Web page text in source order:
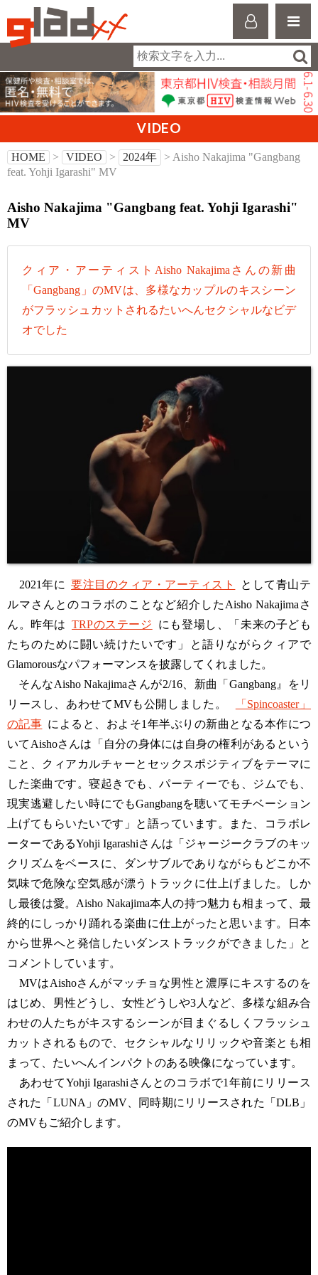
VIDEO
HOME > VIDEO > 2024年
> Aisho Nakajima "Gangbang
feat. Yohji Igarashi" MV
Aisho Nakajima "Gangbang feat. Yohji Igarashi"
MV
クィア・アーティストAisho Nakajimaさんの新曲
「Gangbang」のMVは、多様なカップルのキスシーン
がフラッシュカットされるたいへんセクシャルなビデ
オでした
2021年に 要注目のクィア・アーティスト
として青山テ
ルマさんとのコラボのことなど紹介したAisho Nakajimaさ
ん。昨年は TRPのステージ
にも登場し、「未来の子ども
たちのために闘い続けたいです」と語りながらクィアで
Glamorousなパフォーマンスを披露してくれました。
そんなAisho Nakajimaさんが2/16、新曲「Gangbang』をリ
リースし、あわせてMVも公開しました。
「Spincoaster」
の記事 によると、およそ1年半ぶりの新曲となる本作につ
いてAishoさんは「自分の身体には自身の権利があるという
こと、クィアカルチャーとセックスポジティブをテーマに
した楽曲です。寝起きでも、パーティーでも、ジムでも、
現実逃避したい時にでもGangbangを聴いてモチベーション
上げてもらいたいです」と語っています。また、コラボレ
ーターであるYohji Igarashiさんは「ジャージークラブのキッ
クリズムをベースに、ダンサブルでありながらもどこか不
気味で危険な空気感が漂うトラックに仕上げました。しか
し最後は愛。Aisho Nakajima本人の持つ魅力も相まって、最
終的にしっかり踊れる楽曲に仕上がったと思います。日本
から世界へと発信したいダンストラックができました」と
コメントしています。
MVはAishoさんがマッチョな男性と濃厚にキスするのを
はじめ、男性どうし、女性どうしや3人など、多様な組み合
わせの人たちがキスするシーンが目まぐるしくフラッシュ
カットされるもので、セクシャルなリリックや音楽とも相
まって、たいへんインパクトのある映像になっています。
あわせてYohji Igarashiさんとのコラボで1年前にリリース
された「LUNA」のMV、同時期にリリースされた「DLB」
のMVもご紹介します。